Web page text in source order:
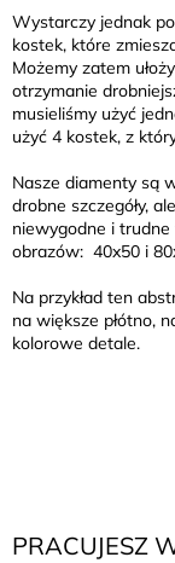
Wystarczy jednak
kostek, które
Możemy zatem
otrzymanie
musieliśmy użyć
użyć 4 kostek, z
Nasze diamenty są
drobne szczegóły,
niewygodne i
obrazów: 40x50 i
Na przykład ten
na większe płótno,
kolorowe detale.
PRACUJESZ